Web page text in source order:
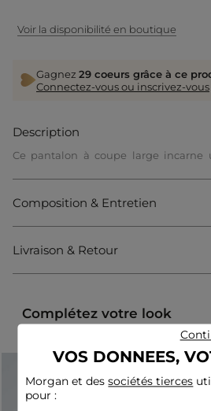
Voir la disponibilité en boutique
Gagnez 29 coeurs grâce à ce
Connectez-vous ou inscrivez-vous
Description
Ce pantalon à coupe large incarne
élégance, mettant en valeur les
s'adapte parfaitement aux envies
Pantalon
Le pantalon peut être associé à
manches et des sandales fines pour
courte pour jouer sur les contrastes
Composition & Entretien
Livraison & Retour
Complétez votre look
VOS DONNEES,
Morgan et dessociétés tierces
pour :